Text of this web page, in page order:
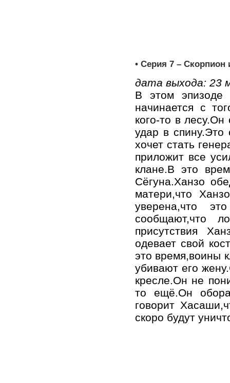
• Серия 7 – Скорпион
дата выхода: 23
В этом эпизоде
начинается с
кого-то в
удар в спину.Это
хочет стать
приложит все
клане.В это
Сёгуна.Ханзо
матери,что
уверена,что
сообщают,что
присутствия
одевает свой
это время,воины
убивают его
кресле.Он не
то ещё.Он
говорит
скоро будут